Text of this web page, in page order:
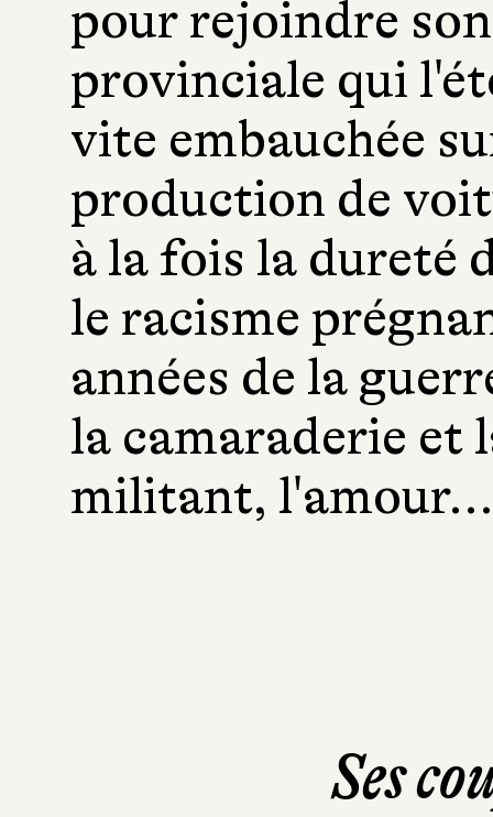
pour rejoindre
provinciale qui
vite embauchée
production de
à la fois la dureté
le racisme
années de la
la camaraderie et
militant, l'amour...
Ses